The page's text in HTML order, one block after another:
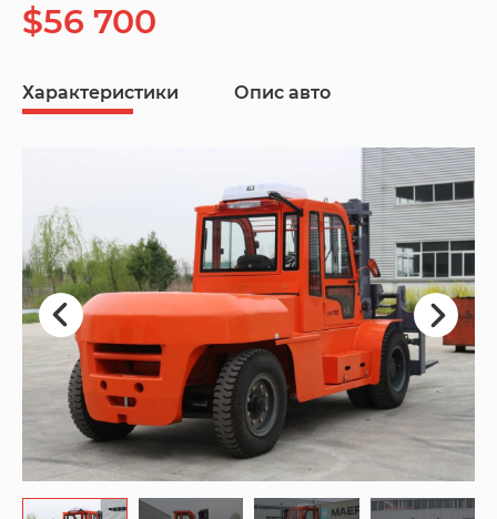
$56 700
Характеристики Опис авто